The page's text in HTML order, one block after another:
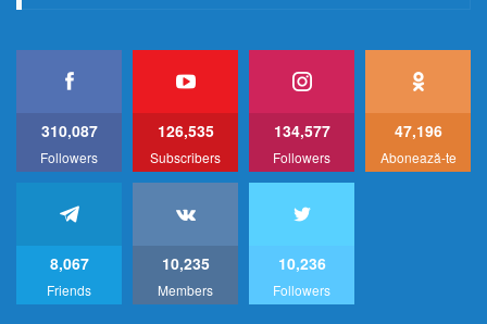
310,087
Followers
126,535
Subscribers
134,577
Followers
47,196
Abonează-te
8,067
Friends
10,235
Members
10,236
Followers